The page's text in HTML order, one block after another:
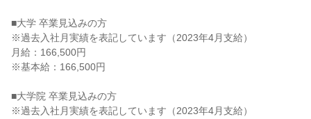
■大学 卒業見込みの方
※過去入社月実績を表記しています（2023年4月支給）
月給：166,500円
※基本給：166,500円
■大学院 卒業見込みの方
※過去入社月実績を表記しています（2023年4月支給）